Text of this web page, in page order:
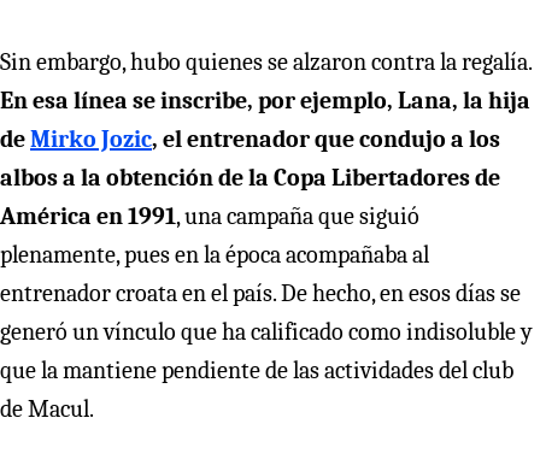
Sin embargo, hubo quienes se alzaron contra la regalía.
En esa línea se inscribe, por ejemplo, Lana, la hija
deMirko Jozic, el entrenador que condujo a los
albos a la obtención de la Copa Libertadores de
América en 1991, una campaña que siguió
plenamente, pues en la época acompañaba al
entrenador croata en el país. De hecho, en esos días se
generó un vínculo que ha calificado como indisoluble y
que la mantiene pendiente de las actividades del club
de Macul.